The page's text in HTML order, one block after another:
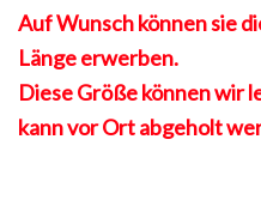
Auf Wunsch können sie
Länge erwerben.
Diese Größe können wir
kann vor Ort abgeholt